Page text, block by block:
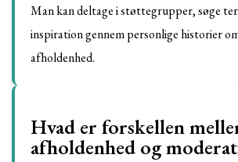
Man kan deltage i støttegrupper, søge
inspiration gennem personlige historier
afholdenhed.
Hvad er forskellen
afholdenhed og